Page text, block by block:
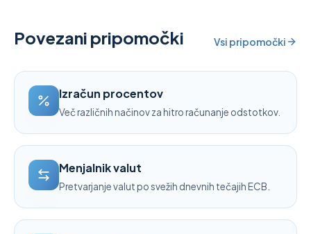
Povezani pripomočki Vsi pripomočki
Izračun procentov
Več različnih načinov za hitro računanje odstotkov.
Menjalnik valut
Pretvarjanje valut po svežih dnevnih tečajih ECB.